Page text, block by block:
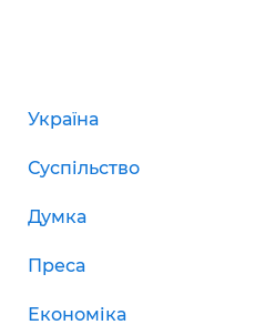
Україна
Суспільство
Думка
Преса
Економіка